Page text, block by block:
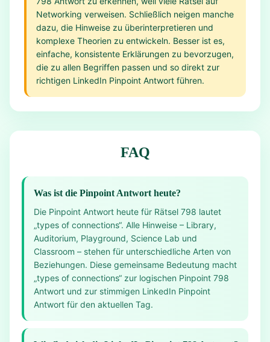
Networking verweisen. Schließlich neigen manche
dazu, die Hinweise zu überinterpretieren und
komplexe Theorien zu entwickeln. Besser ist es,
einfache, konsistente Erklärungen zu bevorzugen,
die zu allen Begriffen passen und so direkt zur
richtigen LinkedIn Pinpoint Antwort führen.
FAQ
Was ist die Pinpoint Antwort heute?
Die Pinpoint Antwort heute für Rätsel 798 lautet
„types of connections“. Alle Hinweise – Library,
Auditorium, Playground, Science Lab und
Classroom – stehen für unterschiedliche Arten von
Beziehungen. Diese gemeinsame Bedeutung macht
„types of connections“ zur logischen Pinpoint 798
Antwort und zur stimmigen LinkedIn Pinpoint
Antwort für den aktuellen Tag.